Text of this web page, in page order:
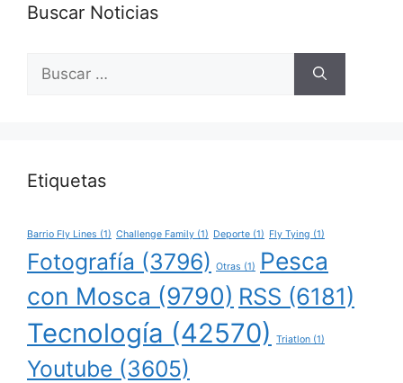
Buscar Noticias
Etiquetas
Barrio Fly Lines (1) Challenge Family (1) Deporte (1) Fly Tying (1)
Fotografía (3796) Otras (1)
Pesca
con Mosca (9790) RSS (6181)
Tecnología (42570) Triatlon (1)
Youtube (3605)